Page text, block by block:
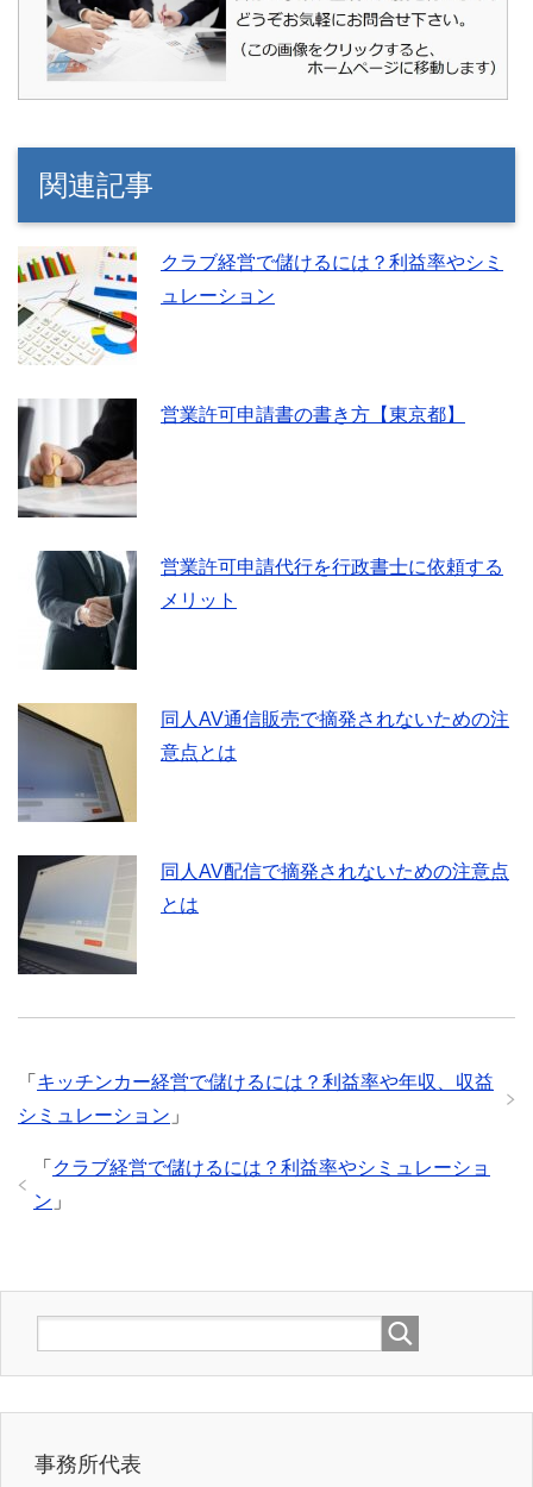
関連記事
クラブ経営で儲けるには？利益率やシミ
ュレーション
営業許可申請書の書き方【東京都】
営業許可申請代行を行政書士に依頼する
メリット
同人AV通信販売で摘発されないための注
意点とは
同人AV配信で摘発されないための注意点
とは
「 キッチンカー経営で儲けるには？利益率や年収、収益
シミュレーション 」
「 クラブ経営で儲けるには？利益率やシミュレーショ
ン 」
事務所代表